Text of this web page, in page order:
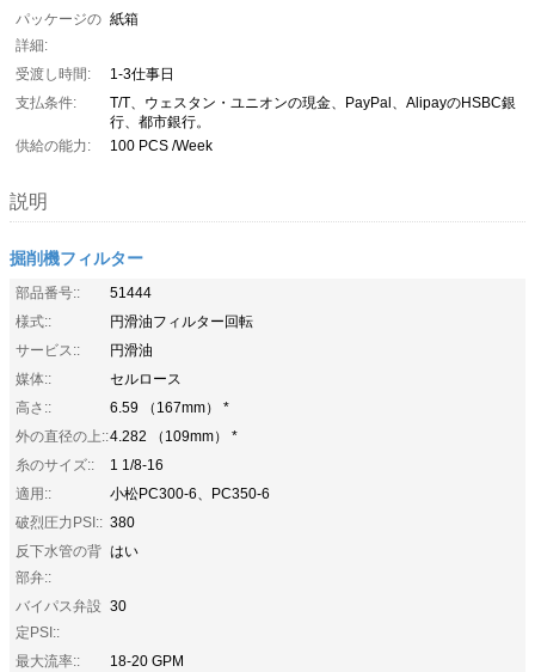
パッケージの
詳細:
紙箱
受渡し時間:
1-3仕事日
支払条件:
T/T、ウェスタン・ユニオンの現金、PayPal、AlipayのHSBC銀
行、都市銀行。
供給の能力:
100 PCS /Week
説明
掘削機フィルター
部品番号::
51444
様式::
円滑油フィルター回転
サービス::
円滑油
媒体::
セルロース
高さ::
6.59 （167mm） *
外の直径の上::4.282 （109mm） *
糸のサイズ::
1 1/8-16
適用::
小松PC300-6、PC350-6
破烈圧力PSI:: 380
反下水管の背
部弁::
はい
バイパス弁設
定PSI::
30
最大流率::
18-20 GPM